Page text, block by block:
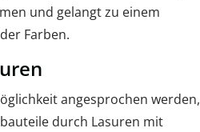
und gelangt zu einem
Farben.
angesprochen werden,
durch Lasuren mit